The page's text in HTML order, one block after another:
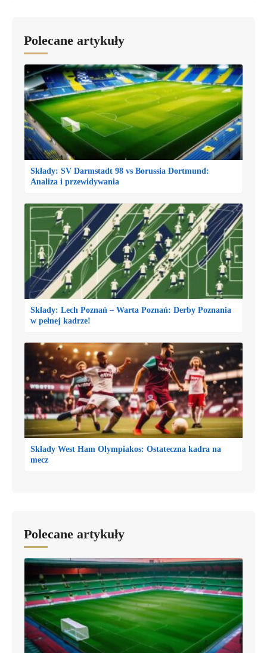
Polecane artykuły
Składy: SV Darmstadt 98 vs Borussia Dortmund:
Analiza i przewidywania
Składy: Lech Poznań – Warta Poznań: Derby Poznania
w pełnej kadrze!
Składy West Ham Olympiakos: Ostateczna kadra na
mecz
Polecane artykuły